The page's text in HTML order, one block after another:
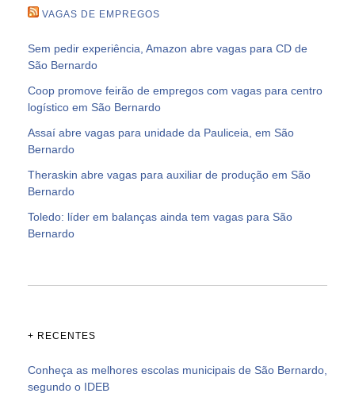
VAGAS DE EMPREGOS
Sem pedir experiência, Amazon abre vagas para CD de
São Bernardo
Coop promove feirão de empregos com vagas para centro
logístico em São Bernardo
Assaí abre vagas para unidade da Pauliceia, em São
Bernardo
Theraskin abre vagas para auxiliar de produção em São
Bernardo
Toledo: líder em balanças ainda tem vagas para São
Bernardo
+ RECENTES
Conheça as melhores escolas municipais de São Bernardo,
segundo o IDEB